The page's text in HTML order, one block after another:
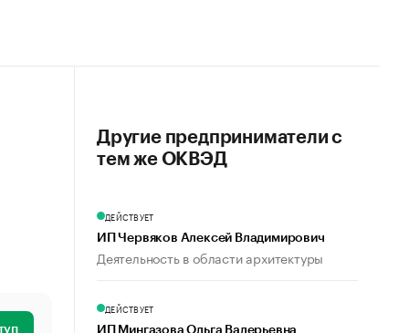
Другие предприниматели с
тем же ОКВЭД
ДЕЙСТВУЕТ
ИП Червяков Алексей Владимирович
Деятельность в области архитектуры
ДЕЙСТВУЕТ
ИП Мингазова Ольга Валерьевна